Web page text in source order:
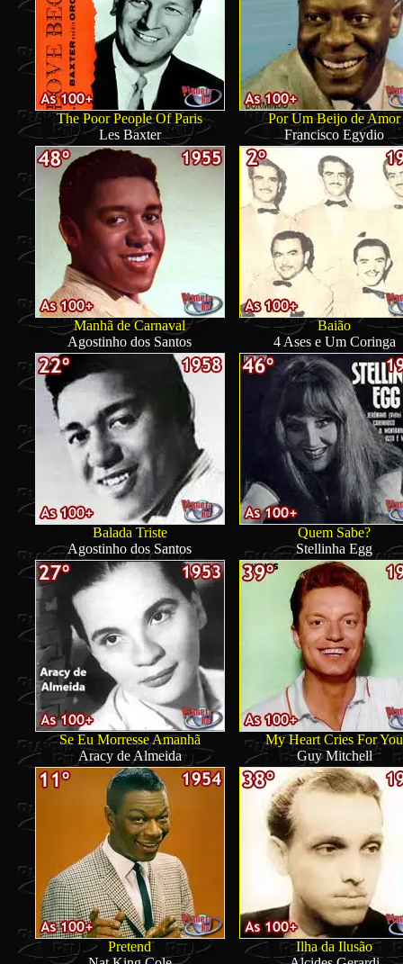
The Poor People Of Paris
Les Baxter
Por Um Beijo de Amor
Francisco Egydio
Manhã de Carnaval
Agostinho dos Santos
Baião
4 Ases e Um Coringa
Balada Triste
Agostinho dos Santos
Quem Sabe?
Stellinha Egg
Se Eu Morresse Amanhã
Aracy de Almeida
My Heart Cries For You
Guy Mitchell
Pretend
Ilha da Ilusão